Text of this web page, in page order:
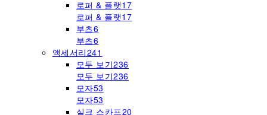
로퍼 & 플랫17
로퍼 & 플랫17
부츠6
부츠6
액세서리241
모두 보기236
모두 보기236
모자53
모자53
실크 스카프20